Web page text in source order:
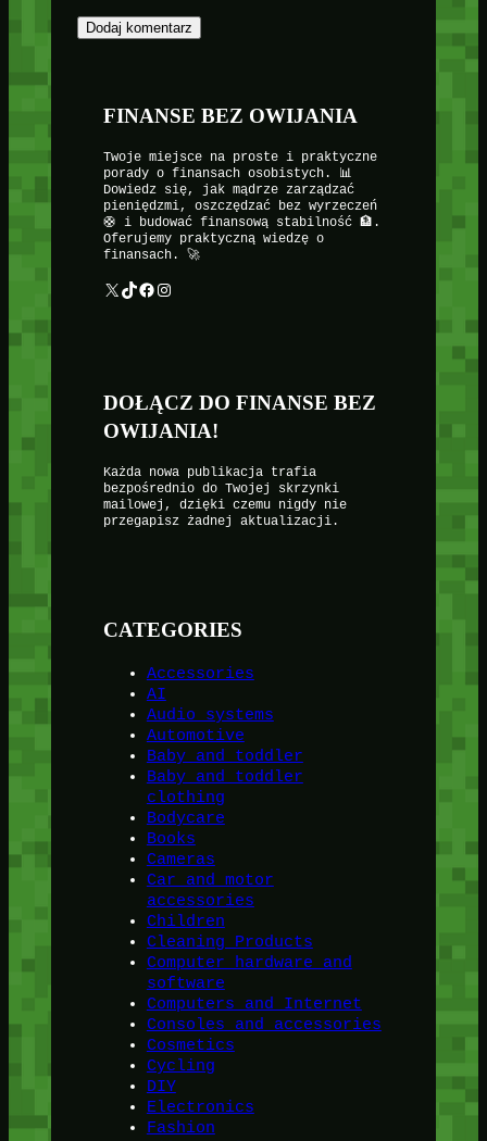
FINANSE BEZ OWIJANIA
Twoje miejsce na proste i praktyczne
porady o finansach osobistych. 📊
Dowiedz się, jak mądrze zarządzać
pieniędzmi, oszczędzać bez wyrzeczeń
🛟 i budować finansową stabilność 🏦.
Oferujemy praktyczną wiedzę o
finansach. 🚀
X TikTok Facebook Instagram
DOŁĄCZ DO FINANSE BEZ
OWIJANIA!
Każda nowa publikacja trafia
bezpośrednio do Twojej skrzynki
mailowej, dzięki czemu nigdy nie
przegapisz żadnej aktualizacji.
CATEGORIES
Accessories
AI
Audio systems
Automotive
Baby and toddler
Baby and toddler
clothing
Bodycare
Books
Cameras
Car and motor
accessories
Children
Cleaning Products
Computer hardware and
software
Computers and Internet
Consoles and accessories
Cosmetics
Cycling
DIY
Electronics
Fashion